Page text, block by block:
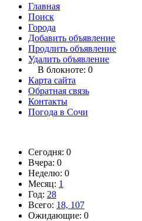
Главная
Поиск
Города
Добавить объявление
Продлить объявление
Удалить объявление
В блокноте: 0
Карта сайта
Обратная связь
Контакты
Погода в Сочи
Сегодня: 0
Вчера: 0
Неделю: 0
Месяц: 1
Год: 28
Всего: 18, 107
Ожидающие: 0